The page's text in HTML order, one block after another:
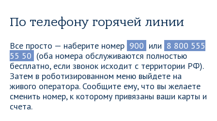
По телефону горячей линии
Все просто — наберите номер 900 или 8 800 555
55 50 (оба номера обслуживаются полностью
бесплатно, если звонок исходит с территории РФ).
Затем в роботизированном меню выйдете на
живого оператора. Сообщите ему, что вы желаете
сменить номер, к которому привязаны ваши карты и
счета.